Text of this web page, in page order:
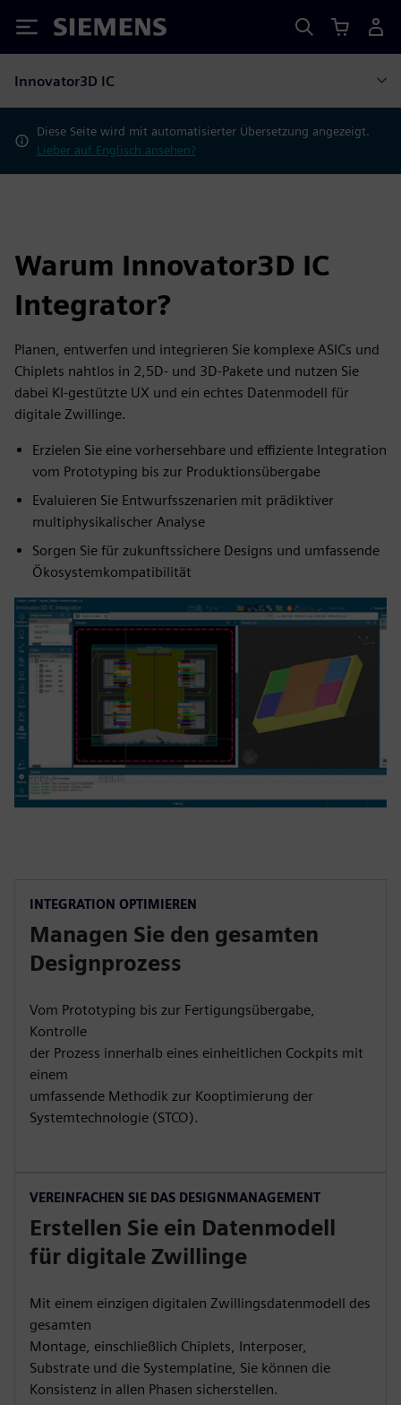
Siemens
Innovator3D IC
Diese Seite wird mit automatisierter Übersetzung angezeigt.
Lieber auf Englisch ansehen?
Warum Innovator3D IC
Integrator?
Planen, entwerfen und integrieren Sie komplexe ASICs und
Chiplets nahtlos in 2,5D- und 3D-Pakete und nutzen Sie
dabei KI-gestützte UX und ein echtes Datenmodell für
digitale Zwillinge.
Erzielen Sie eine vorhersehbare und effiziente Integration
vom Prototyping bis zur Produktionsübergabe
Evaluieren Sie Entwurfsszenarien mit prädiktiver
multiphysikalischer Analyse
Sorgen Sie für zukunftssichere Designs und umfassende
Ökosystemkompatibilität
INTEGRATION OPTIMIEREN
Managen Sie den gesamten
Designprozess
Vom Prototyping bis zur Fertigungsübergabe,
Kontrolle
der Prozess innerhalb eines einheitlichen Cockpits mit
einem
umfassende Methodik zur Kooptimierung der
Systemtechnologie (STCO).
VEREINFACHEN SIE DAS DESIGNMANAGEMENT
Erstellen Sie ein Datenmodell
für digitale Zwillinge
Mit einem einzigen digitalen Zwillingsdatenmodell des
gesamten
Montage, einschließlich Chiplets, Interposer,
Substrate und die Systemplatine, Sie können die
Konsistenz in allen Phasen sicherstellen.